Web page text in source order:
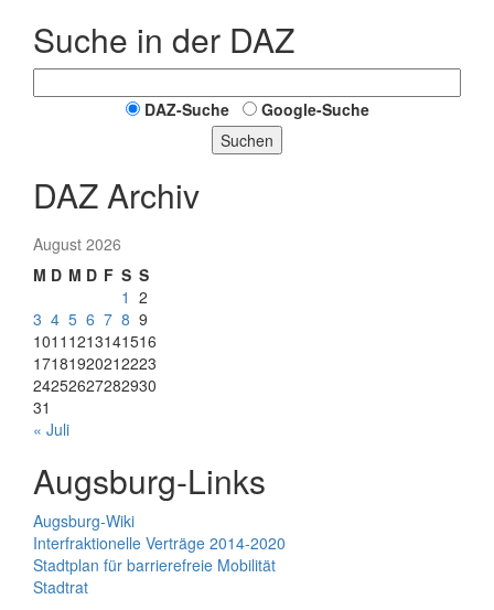
Suche in der DAZ
DAZ-Suche
Google-Suche
Suchen
DAZ Archiv
August 2026
M D M D F S S
1 2
3 4 5 6 7 8 9
1011 1213141516
17181920212223
24252627282930
31
« Juli
Augsburg-Links
Augsburg-Wiki
Interfraktionelle Verträge 2014-2020
Stadtplan für barrierefreie Mobilität
Stadtrat